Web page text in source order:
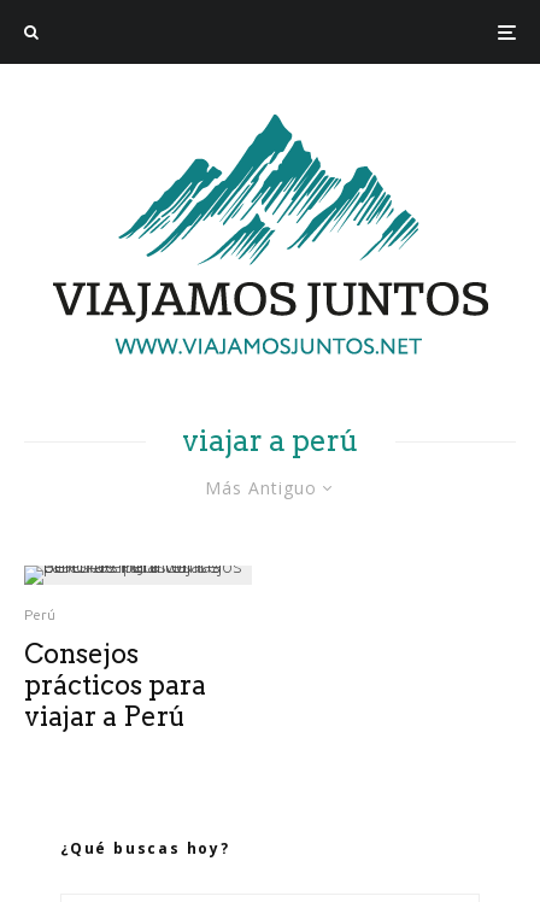
viajar a perú
Más Antiguo
Perú
Consejos
prácticos para
viajar a Perú
¿Qué buscas hoy?